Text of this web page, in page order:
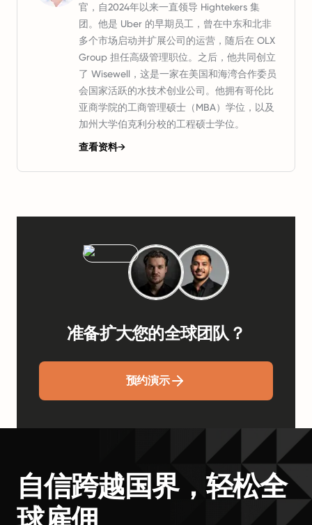
官，自2024年以来一直领导 Hightekers 集
团。他是 Uber 的早期员工，曾在中东和北非
多个市场启动并扩展公司的运营，随后在 OLX
Group 担任高级管理职位。之后，他共同创立
了 Wisewell，这是一家在美国和海湾合作委员
会国家活跃的水技术创业公司。他拥有哥伦比
亚商学院的工商管理硕士（MBA）学位，以及
加州大学伯克利分校的工程硕士学位。
查看资料→
准备扩大您的全球团队？
预约演示
自信跨越国界，轻松全